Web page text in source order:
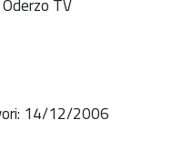
TV
14/12/2006